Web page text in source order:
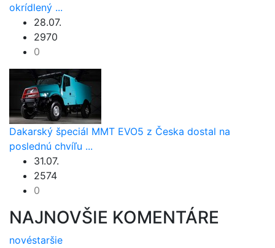
okrídlený ...
28.07.
2970
0
Dakarský špeciál MMT EVO5 z Česka dostal na
poslednú chvíľu ...
31.07.
2574
0
NAJNOVŠIE KOMENTÁRE
novéstaršie